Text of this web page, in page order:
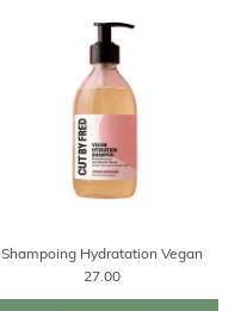
Shampoing Hydratation Vegan
27.00